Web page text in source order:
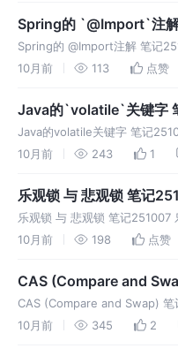
Spring的 `@Import`注
Spring的 @Import注解 笔记
是 Spring 框架中的一个重要注
10月前 113 点赞
Java的`volatile`关键字
Java的volatile关键字 笔记
保,一不保) 保证可见, 保证有序
10月前 243 1
乐观锁 与 悲观锁 笔记
乐观锁 与 悲观锁 笔记
锁 (Pessimistic Locking) 思想
10月前 198 点赞
CAS (Compare and
CAS (Compare and Swap) 笔
解析一下 CAS（Compare and
10月前 345 2